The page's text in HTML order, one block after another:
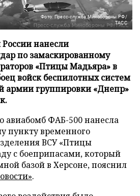
Фото: Пресс-служба Минобороны РФ/
ТАСС
нанесли
по замаскированному
«Птицы Мадьяра» в
войск беспилотных систем
армии группировки «Днепр»
ФАБ-500 нанесла
пункту временного
ВСУ «Птицы
с боеприпасами, который
базой в Херсоне, пояснил
.